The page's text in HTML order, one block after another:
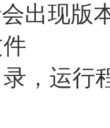
出现版
，运行